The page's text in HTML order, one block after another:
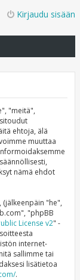
Kirjaudu sisään
"meitä",
ehtoja, älä
muuttaa
nämä ehdot
"he",
"phpBB
License v2" -
internet-
sallimme tai
lisätietoa
.